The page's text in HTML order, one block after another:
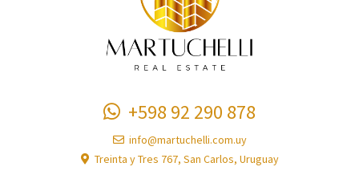
+598 92 290 878
info@martuchelli.com.uy
Treinta y Tres 767, San Carlos, Uruguay